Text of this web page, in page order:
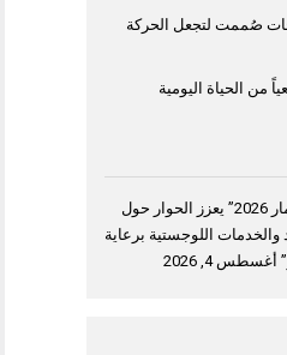
صُممت لتجعل الحركة
من الحياة اليومية
“منتدى الشارقة للاستثمار 2026” يعزز الحوار حول
اللوجستية برعاية
أغسطس 4, 2026